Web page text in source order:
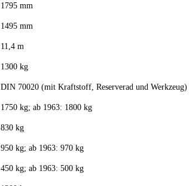
1795 mm
1495 mm
11,4 m
1300 kg
DIN 70020 (mit Kraftstoff, Reserverad und Werkzeug)
1750 kg; ab 1963: 1800 kg
830 kg
950 kg; ab 1963: 970 kg
450 kg; ab 1963: 500 kg